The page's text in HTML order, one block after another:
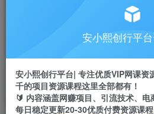
推广返佣高达70%安小熙创行平
安小熙创行平台| 专注优质VIP网课资
千的项目资源课程这里全部都有！
🔰 内容涵盖网赚项目、引流技术、电
每日稳定更新20-30优质付费资源课程